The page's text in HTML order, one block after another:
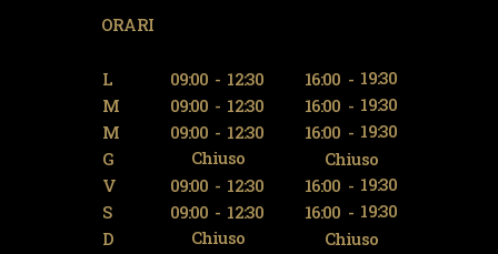
ORARI
L 09:00 - 12:30 16:00 - 19:30
M
09:00 - 12:30 16:00 - 19:30
M
09:00 - 12:30 16:00 - 19:30
G
Chiuso
Chiuso
V
09:00 - 12:30 16:00 - 19:30
S
09:00 - 12:30 16:00 - 19:30
D
Chiuso Chiuso